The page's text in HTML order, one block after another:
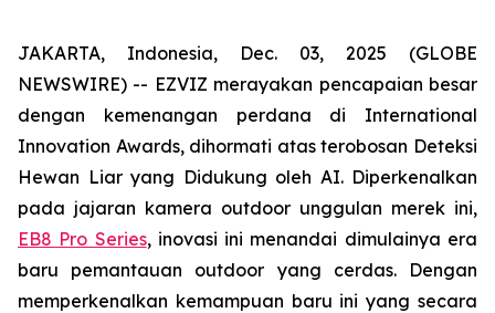
JAKARTA, Indonesia, Dec. 03, 2025 (GLOBE
NEWSWIRE) -- EZVIZ merayakan pencapaian besar
dengan kemenangan perdana di International
Innovation Awards, dihormati atas terobosan Deteksi
Hewan Liar yang Didukung oleh AI. Diperkenalkan
pada jajaran kamera outdoor unggulan merek ini,
EB8 Pro Series, inovasi ini menandai dimulainya era
baru pemantauan outdoor yang cerdas. Dengan
memperkenalkan kemampuan baru ini yang secara